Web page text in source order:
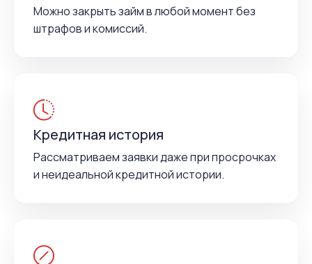
Можно закрыть займ в любой момент без
штрафов и комиссий.
Кредитная история
Рассматриваем заявки даже при просрочках
и неидеальной кредитной истории.